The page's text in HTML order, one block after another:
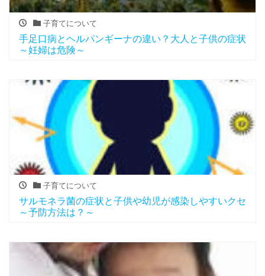
子育てについて
手足口病とヘルパンギーナの違い？大人と子供の症状
～妊婦は危険～
子育てについて
サルモネラ菌の症状と子供や幼児が感染しやすいクセ
～予防方法は？～